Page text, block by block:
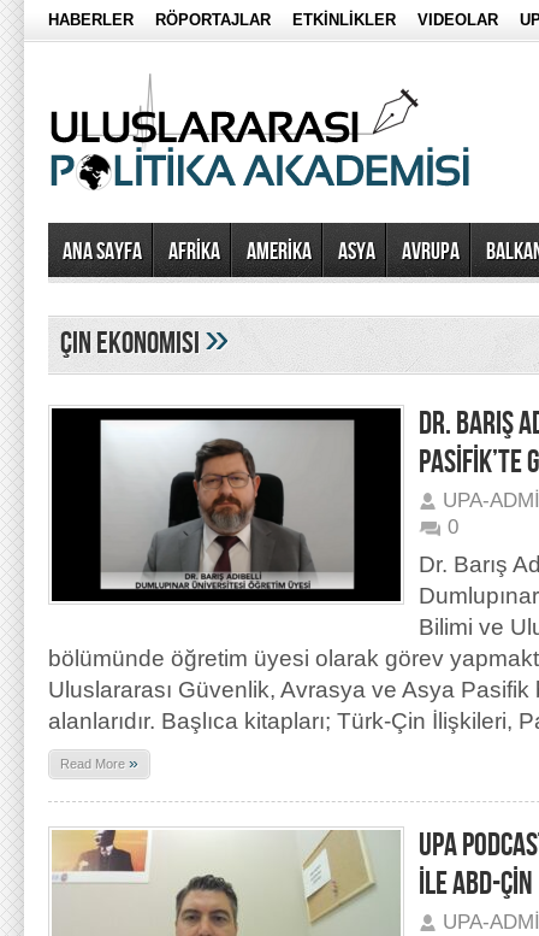
HABERLER RÖPORTAJLAR ETKİNLİKLER VIDEOLAR
Ana Sayfa AFRİKA AMERİKA ASYA AVRUPA
çin ekonomisi»
DR. BARIŞ
PASİFİK’TE
UPA-
0
Dr. Barış
Bilimi ve
bölümünde öğretim üyesi olarak görev
Uluslararası Güvenlik, Avrasya ve Asya Pasifik
alanlarıdır. Başlıca kitapları; Türk-Çin İlişkileri,
Read More »
UPA
İLE ABD-
UPA-